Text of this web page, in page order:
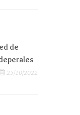
de
25/10/2022